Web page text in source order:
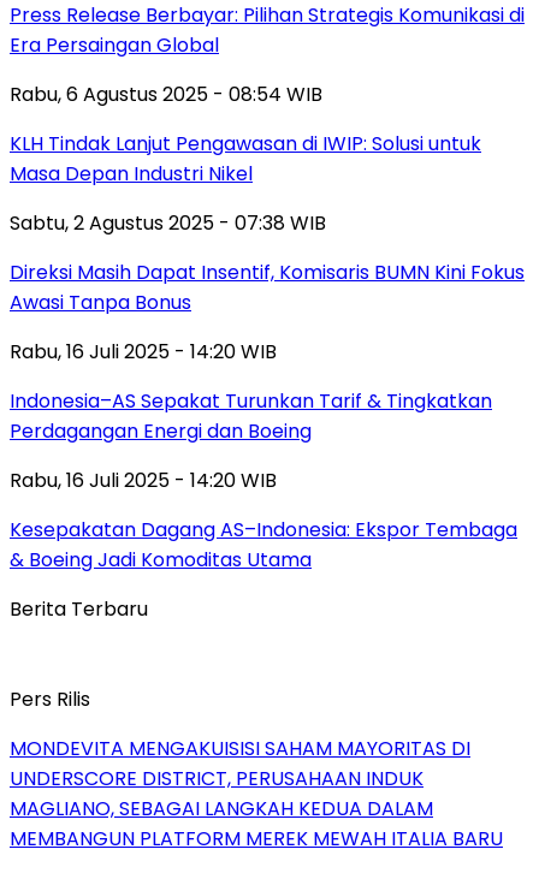
Press Release Berbayar: Pilihan Strategis Komunikasi di
Era Persaingan Global
Rabu, 6 Agustus 2025 - 08:54 WIB
KLH Tindak Lanjut Pengawasan di IWIP: Solusi untuk
Masa Depan Industri Nikel
Sabtu, 2 Agustus 2025 - 07:38 WIB
Direksi Masih Dapat Insentif, Komisaris BUMN Kini Fokus
Awasi Tanpa Bonus
Rabu, 16 Juli 2025 - 14:20 WIB
Indonesia–AS Sepakat Turunkan Tarif & Tingkatkan
Perdagangan Energi dan Boeing
Rabu, 16 Juli 2025 - 14:20 WIB
Kesepakatan Dagang AS–Indonesia: Ekspor Tembaga
& Boeing Jadi Komoditas Utama
Berita Terbaru
Pers Rilis
MONDEVITA MENGAKUISISI SAHAM MAYORITAS DI
UNDERSCORE DISTRICT, PERUSAHAAN INDUK
MAGLIANO, SEBAGAI LANGKAH KEDUA DALAM
MEMBANGUN PLATFORM MEREK MEWAH ITALIA BARU